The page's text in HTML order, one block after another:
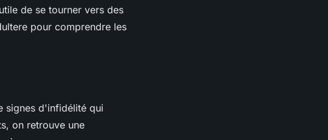
de se tourner vers des
pour comprendre les
signes d'infidélité qui
on retrouve une